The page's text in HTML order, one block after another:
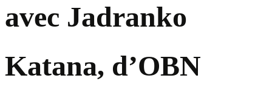
avec Jadranko
Katana, d’OBN